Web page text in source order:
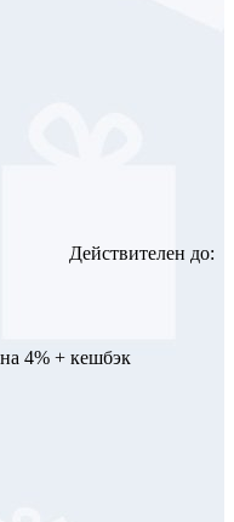
Действителен до:
4% + кешбэк